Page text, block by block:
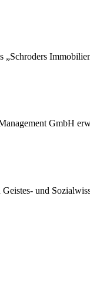
GmbH
und